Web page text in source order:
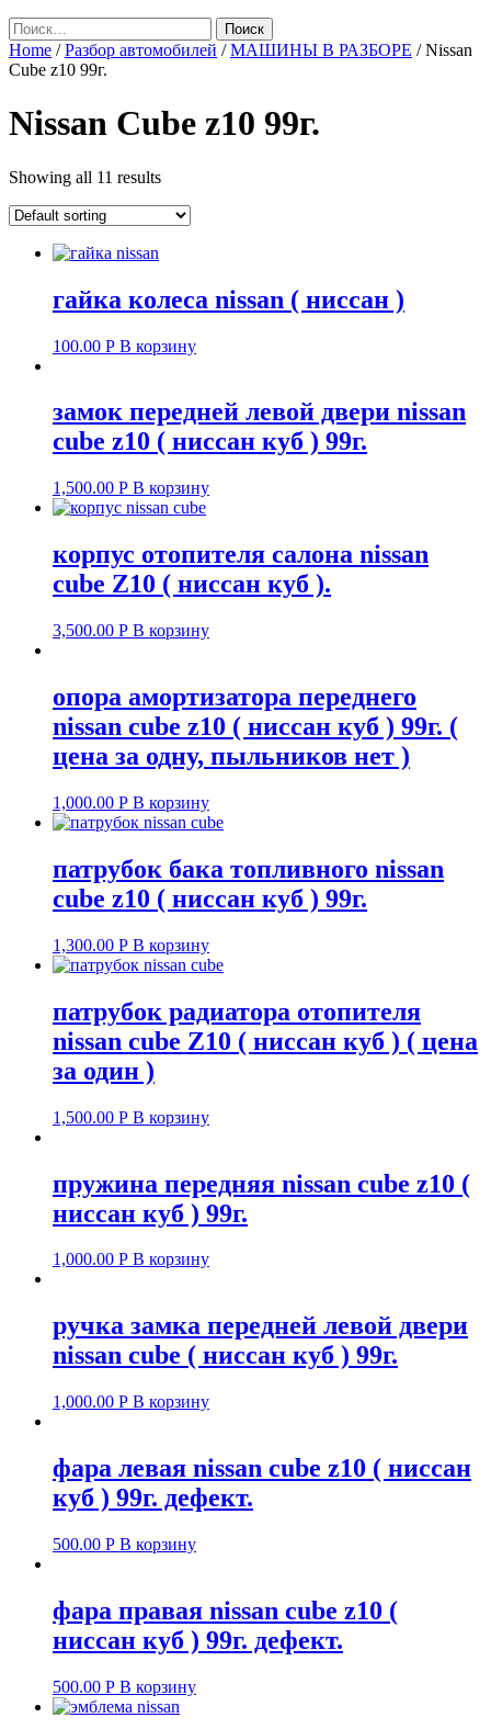
Найти:
Home /Разбор автомобилей /МАШИНЫ В РАЗБОРЕ / Nissan
Cube z10 99г.
Nissan Cube z10 99г.
Showing all 11 results
гайка колеса nissan ( ниссан )
100.00 Р В корзину
замок передней левой двери nissan
cube z10 ( ниссан куб ) 99г.
1,500.00 Р В корзину
корпус отопителя салона nissan
cube Z10 ( ниссан куб ).
3,500.00 Р В корзину
опора амортизатора переднего
nissan cube z10 ( ниссан куб ) 99г. (
цена за одну, пыльников нет )
1,000.00 Р В корзину
патрубок бака топливного nissan
cube z10 ( ниссан куб ) 99г.
1,300.00 Р В корзину
патрубок радиатора отопителя
nissan cube Z10 ( ниссан куб ) ( цена
за один )
1,500.00 Р В корзину
пружина передняя nissan cube z10 (
ниссан куб ) 99г.
1,000.00 Р В корзину
ручка замка передней левой двери
nissan cube ( ниссан куб ) 99г.
1,000.00 Р В корзину
фара левая nissan cube z10 ( ниссан
куб ) 99г. дефект.
500.00 Р В корзину
фара правая nissan cube z10 (
ниссан куб ) 99г. дефект.
500.00 Р В корзину